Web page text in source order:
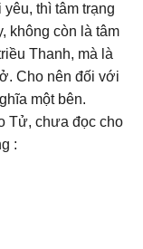
thì tâm trạng
không còn là tâm
Thanh, mà là
Cho nên đối với
một bên.
Tử, chưa đọc cho
: